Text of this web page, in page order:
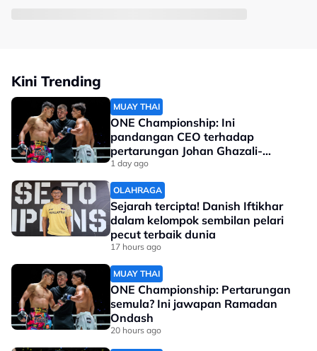
Kini Trending
MUAY THAI
ONE Championship: Ini
pandangan CEO terhadap
pertarungan Johan Ghazali-
Ramadan Ondash
1 day ago
OLAHRAGA
Sejarah tercipta! Danish Iftikhar
dalam kelompok sembilan pelari
pecut terbaik dunia
17 hours ago
MUAY THAI
ONE Championship: Pertarungan
semula? Ini jawapan Ramadan
Ondash
20 hours ago